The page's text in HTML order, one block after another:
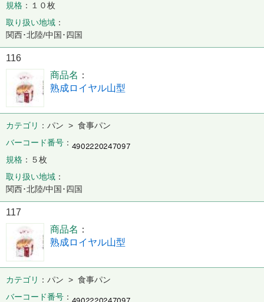
規格
１０枚
取り扱い地域
関西･北陸/中国･四国
116
商品名
熟成ロイヤル山型
カテゴリ
パン > 食事パン
バーコード番号
規格
５枚
取り扱い地域
関西･北陸/中国･四国
117
商品名
熟成ロイヤル山型
カテゴリ
パン > 食事パン
バーコード番号